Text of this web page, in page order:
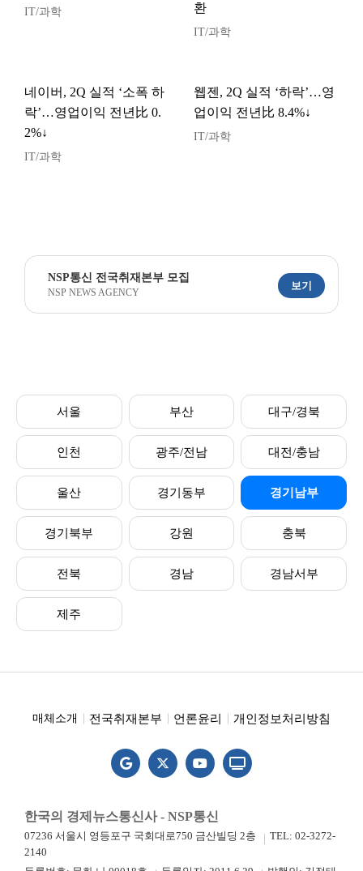
IT/과학
환
IT/과학
네이버, 2Q 실적 ‘소폭 하
락’…영업이익 전년比 0.
2%↓
IT/과학
웹젠, 2Q 실적 ‘하락’…영
업이익 전년比 8.4%↓
IT/과학
NSP통신 전국취재본부 모집
NSP NEWS AGENCY
보기
서울 부산 대구/경북
인천 광주/전남 대전/충남
울산 경기동부 경기남부
경기북부 강원 충북
전북 경남 경남서부
제주
매체소개 전국취재본부 언론윤리 개인정보처리방침
한국의 경제뉴스통신사 - NSP통신
07236 서울시 영등포구 국회대로750 금산빌딩 2층
TEL: 02-3272-
2140